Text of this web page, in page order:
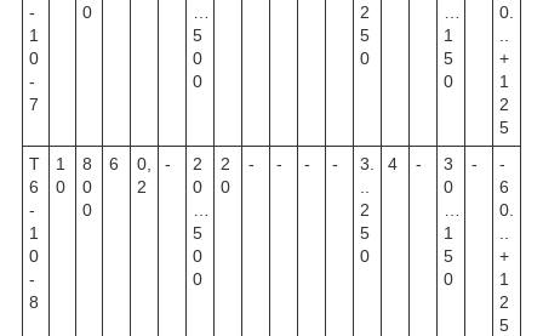
-
1
0
-
7
0
5
0
0
2
5
0
1
5
0
0.
+
1
2
5
Т
6
-
1
0
-
8
1
0
8
0
0
6
0,
2
-
2
0
5
0
0
2
0
- - - -
3.
2
5
0
4 -
3
0
1
5
0
-
-
6
0.
+
1
2
5